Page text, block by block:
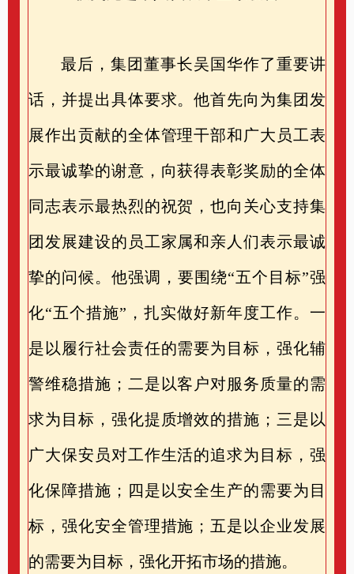
最后，集团董事长吴国华作了重要讲
话，并提出具体要求。他首先向为集团发
展作出贡献的全体管理干部和广大员工表
示最诚挚的谢意，向获得表彰奖励的全体
同志表示最热烈的祝贺，也向关心支持集
团发展建设的员工家属和亲人们表示最诚
挚的问候。他强调，要围绕“五个目标”强
化“五个措施”，扎实做好新年度工作。一
是 以履行社会责任的需要为目标，强化辅
警维稳措施；二是以客户对服务质量的需
求为目标，强化提质增效的措施；三是以
广大保安员对工作生活的追求为目标，强
化保障措施；四是以安全生产的需要为目
标，强化安全管理措施；五是以企业发展
的需要为目标，强化开拓市场的措施。